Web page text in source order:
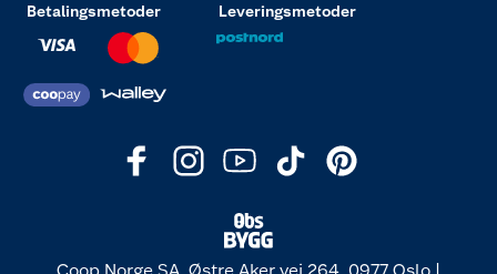
Betalingsmetoder Leveringsmetoder